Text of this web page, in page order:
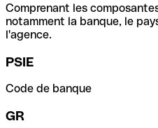
Comprenant les
notamment la banque, le
l'agence.
PSIE
Code de banque
GR